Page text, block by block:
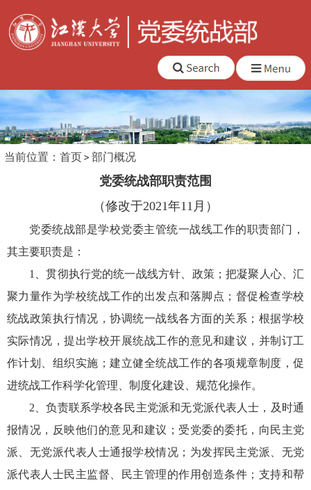
当前位置： 首页 部门概况
党委统战部职责范围
（修改于2021年11月）
党委统战部是学校党委主管统一战线工作的职责部门，
其主要职责是：
1、贯彻执行党的统一战线方针、政策；把凝聚人心、汇
聚力量作为学校统战工作的出发点和落脚点；督促检查学校
统战政策执行情况，协调统一战线各方面的关系；根据学校
实际情况，提出学校开展统战工作的意见和建议，并制订工
作计划、组织实施；建立健全统战工作的各项规章制度，促
进统战工作科学化管理、制度化建设、规范化操作。
2、负责联系学校各民主党派和无党派代表人士，及时通
报情况，反映他们的意见和建议；受党委的委托，向民主党
派、无党派代表人士通报学校情况；为发挥民主党派、无党
派代表人士民主监督、民主管理的作用创造条件；支持和帮